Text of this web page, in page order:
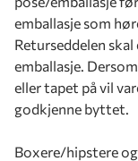
emballasje som
Returseddelen
emballasje.
eller tapet på vil
godkjenne byttet.
Boxere/hipstere